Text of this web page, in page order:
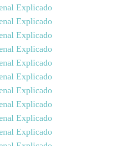
Explicado
Explicado
Explicado
Explicado
Explicado
Explicado
Explicado
Explicado
Explicado
Explicado